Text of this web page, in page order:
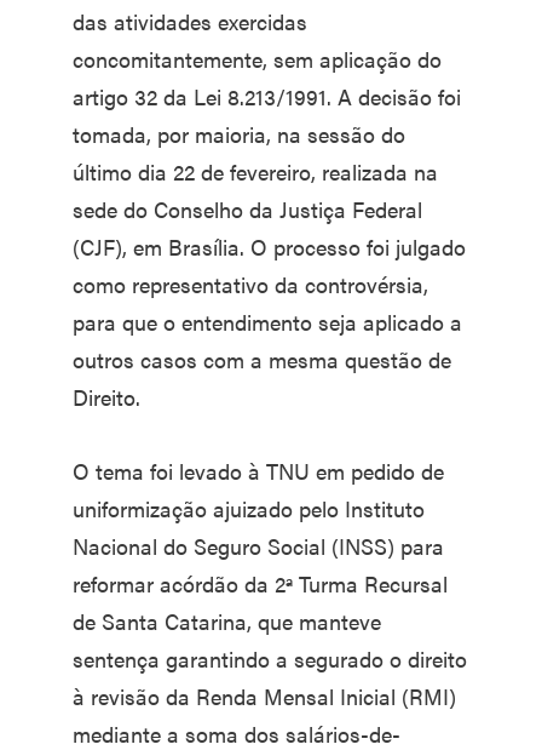
das atividades exercidas
concomitantemente, sem aplicação do
artigo 32 da Lei 8.213/1991. A decisão foi
tomada, por maioria, na sessão do
último dia 22 de fevereiro, realizada na
sede do Conselho da Justiça Federal
(CJF), em Brasília. O processo foi julgado
como representativo da controvérsia,
para que o entendimento seja aplicado a
outros casos com a mesma questão de
Direito.
O tema foi levado à TNU em pedido de
uniformização ajuizado pelo Instituto
Nacional do Seguro Social (INSS) para
reformar acórdão da 2ª Turma Recursal
de Santa Catarina, que manteve
sentença garantindo a segurado o direito
à revisão da Renda Mensal Inicial (RMI)
mediante a soma dos salários-de-